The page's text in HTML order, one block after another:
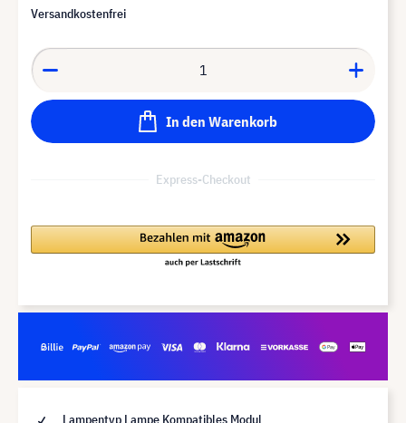
Versandkostenfrei
In den Warenkorb
Express-Checkout
Lampentyp Lampe Kompatibles Modul